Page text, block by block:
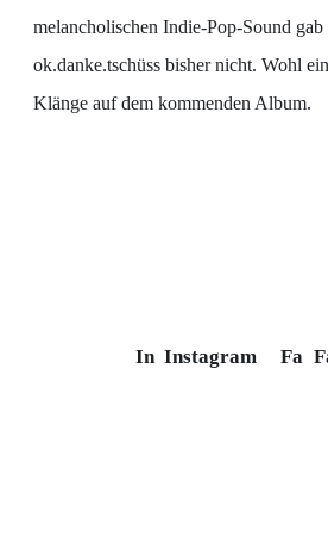
melancholischen Indie-Pop-Sound gab
ok.danke.tschüss bisher nicht. Wohl
Klänge auf dem kommenden Album.
In Instagram Fa